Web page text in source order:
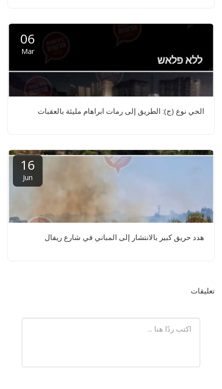
06
Mar
الحي نوع (ج): الطريق إلى رمات ابراهام مليئة بالعقبات
16
Jun
هدد حريق كبير بالانتشار إلى المباني في شارع ريفال
تعليقات